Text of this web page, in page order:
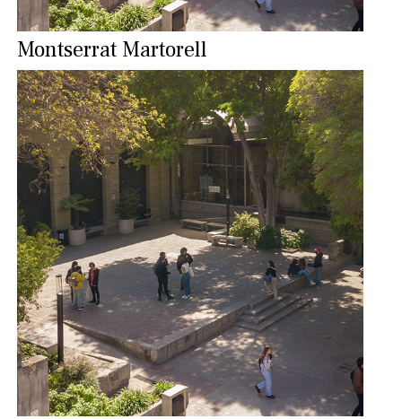
Montserrat Martorell